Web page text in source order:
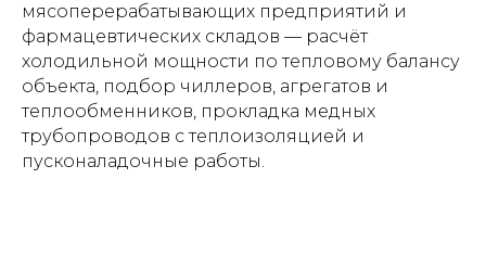
мясоперерабатывающих предприятий и
фармацевтических складов — расчёт
холодильной мощности по тепловому балансу
объекта, подбор чиллеров, агрегатов и
теплообменников, прокладка медных
трубопроводов с теплоизоляцией и
пусконаладочные работы.